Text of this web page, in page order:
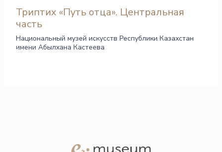
Триптих «Путь отца». Центральная
часть
Национальный музей искусств Республики Казахстан
имени Абылхана Кастеева